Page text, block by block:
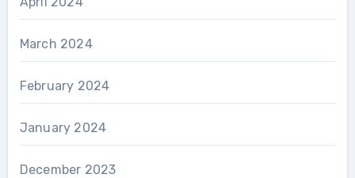
March 2024
February 2024
January 2024
December 2023